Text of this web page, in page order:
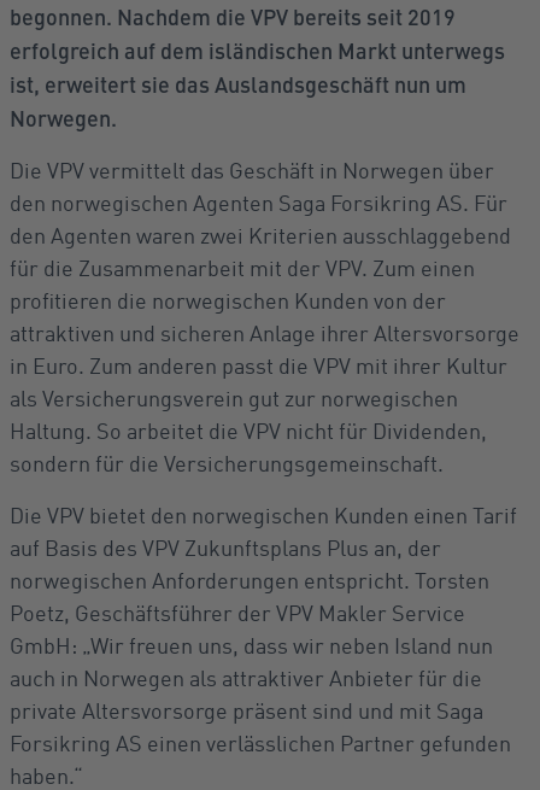
begonnen. Nachdem die VPV bereits seit 2019
erfolgreich auf dem isländischen Markt unterwegs
ist, erweitert sie das Auslandsgeschäft nun um
Norwegen.
Die VPV vermittelt das Geschäft in Norwegen über
den norwegischen Agenten Saga Forsikring AS. Für
den Agenten waren zwei Kriterien ausschlaggebend
für die Zusammenarbeit mit der VPV. Zum einen
profitieren die norwegischen Kunden von der
attraktiven und sicheren Anlage ihrer Altersvorsorge
in Euro. Zum anderen passt die VPV mit ihrer Kultur
als Versicherungsverein gut zur norwegischen
Haltung. So arbeitet die VPV nicht für Dividenden,
sondern für die Versicherungsgemeinschaft.
Die VPV bietet den norwegischen Kunden einen Tarif
auf Basis des VPV Zukunftsplans Plus an, der
norwegischen Anforderungen entspricht. Torsten
Poetz, Geschäftsführer der VPV Makler Service
GmbH: „Wir freuen uns, dass wir neben Island nun
auch in Norwegen als attraktiver Anbieter für die
private Altersvorsorge präsent sind und mit Saga
Forsikring AS einen verlässlichen Partner gefunden
haben.“